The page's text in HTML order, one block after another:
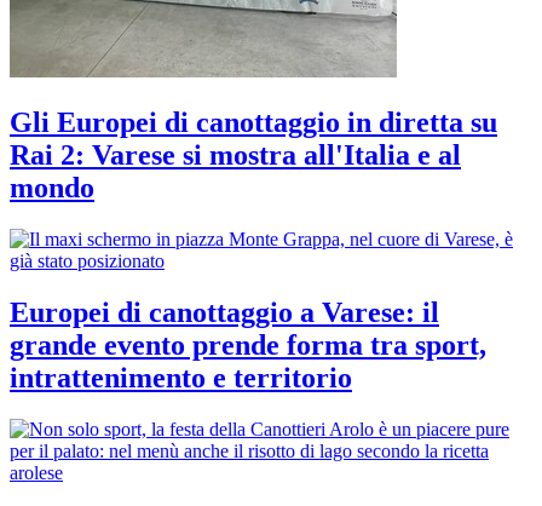
Gli Europei di canottaggio in diretta su
Rai 2: Varese si mostra all'Italia e al
mondo
Europei di canottaggio a Varese: il
grande evento prende forma tra sport,
intrattenimento e territorio